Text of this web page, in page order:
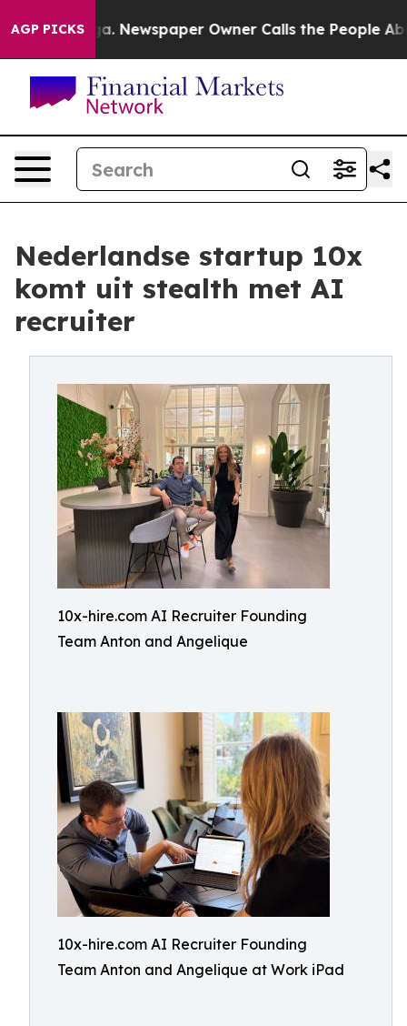
AGP PICKSNewspaper Owner Calls the People Abruptly
Nederlandse startup 10x
komt uit stealth met AI
recruiter
10x-hire.com AI Recruiter Founding
Team Anton and Angelique
10x-hire.com AI Recruiter Founding
Team Anton and Angelique at Work iPad